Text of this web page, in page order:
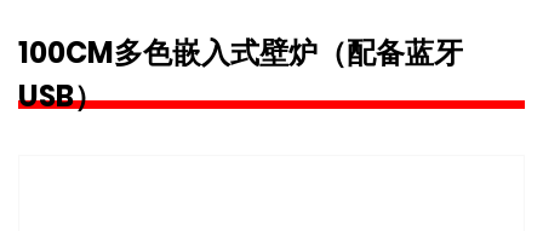
100CM多色嵌入式壁炉（配备蓝牙
USB）